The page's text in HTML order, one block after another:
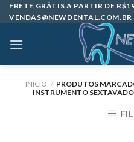
Skip
to
FRETE GRÁTIS A PARTIR DE
VENDAS@NEWDENTAL.COM.BR
INÍCIO / PRODUTOS
INSTRUMENTO